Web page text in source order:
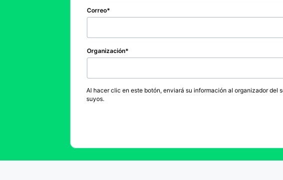
Correo
Organización
Al hacer clic en este botón, enviará su información al organizador
suyos.